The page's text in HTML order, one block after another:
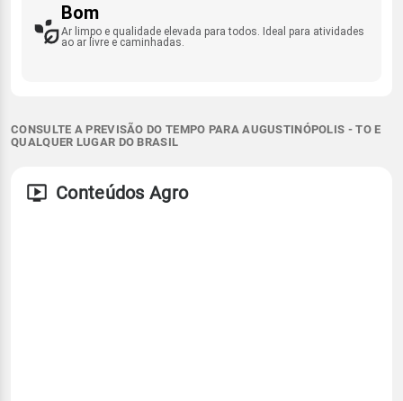
Bom
Ar limpo e qualidade elevada para todos. Ideal para atividades
ao ar livre e caminhadas.
CONSULTE A PREVISÃO DO TEMPO PARA AUGUSTINÓPOLIS - TO E
QUALQUER LUGAR DO BRASIL
Conteúdos Agro